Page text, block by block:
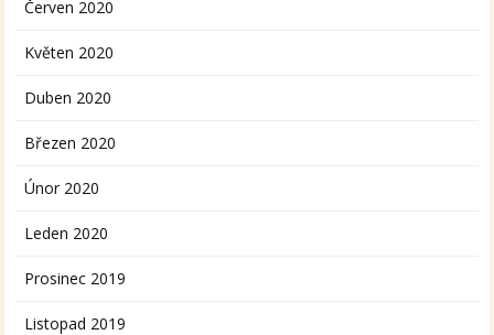
Červen 2020
Květen 2020
Duben 2020
Březen 2020
Únor 2020
Leden 2020
Prosinec 2019
Listopad 2019